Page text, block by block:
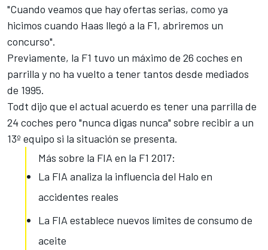
"Cuando veamos que hay ofertas serias, como ya
hicimos cuando Haas llegó a la F1, abriremos un
concurso".
Previamente, la F1 tuvo un máximo de 26 coches en
parrilla y no ha vuelto a tener tantos desde mediados
de 1995.
Todt dijo que el actual acuerdo es tener una parrilla de
24 coches pero "nunca digas nunca" sobre recibir a un
13º equipo si la situación se presenta.
Más sobre la FIA en la F1 2017:
La FIA analiza la influencia del Halo en
accidentes reales
La FIA establece nuevos límites de consumo de
aceite